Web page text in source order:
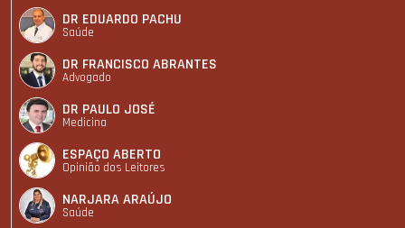
DR EDUARDO PACHU
Saúde
DR FRANCISCO ABRANTES
Advogado
DR PAULO JOSÉ
Medicina
ESPAÇO ABERTO
Opinião dos Leitores
NARJARA ARAÚJO
Saúde